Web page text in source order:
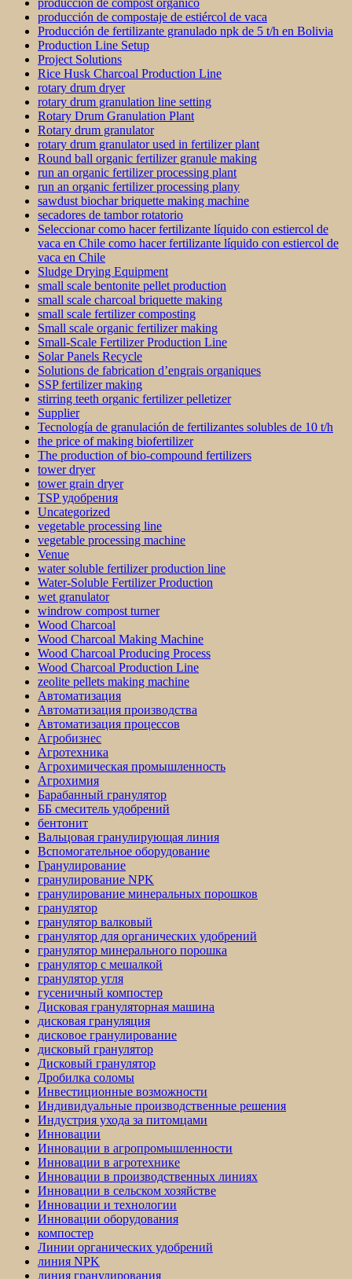
producción de compost orgánico
producción de compostaje de estiércol de vaca
Producción de fertilizante granulado npk de 5 t/h en Bolivia
Production Line Setup
Project Solutions
Rice Husk Charcoal Production Line
rotary drum dryer
rotary drum granulation line setting
Rotary Drum Granulation Plant
Rotary drum granulator
rotary drum granulator used in fertilizer plant
Round ball organic fertilizer granule making
run an organic fertilizer processing plant
run an organic fertilizer processing plany
sawdust biochar briquette making machine
secadores de tambor rotatorio
Seleccionar como hacer fertilizante líquido con estiercol de
vaca en Chile como hacer fertilizante líquido con estiercol de
vaca en Chile
Sludge Drying Equipment
small scale bentonite pellet production
small scale charcoal briquette making
small scale fertilizer composting
Small scale organic fertilizer making
Small-Scale Fertilizer Production Line
Solar Panels Recycle
Solutions de fabrication d’engrais organiques
SSP fertilizer making
stirring teeth organic fertilizer pelletizer
Supplier
Tecnología de granulación de fertilizantes solubles de 10 t/h
the price of making biofertilizer
The production of bio-compound fertilizers
tower dryer
tower grain dryer
TSP удобрения
Uncategorized
vegetable processing line
vegetable processing machine
Venue
water soluble fertilizer production line
Water-Soluble Fertilizer Production
wet granulator
windrow compost turner
Wood Charcoal
Wood Charcoal Making Machine
Wood Charcoal Producing Process
Wood Charcoal Production Line
zeolite pellets making machine
Автоматизация
Автоматизация производства
Автоматизация процессов
Агробизнес
Агротехника
Агрохимическая промышленность
Агрохимия
Барабанный гранулятор
ББ смеситель удобрений
бентонит
Вальцовая гранулирующая линия
Вспомогательное оборудование
Гранулирование
гранулирование NPK
гранулирование минеральных порошков
гранулятор
гранулятор валковый
гранулятор для органических удобрений
гранулятор минерального порошка
гранулятор с мешалкой
гранулятор угля
гусеничный компостер
Дисковая грануляторная машина
дисковая грануляция
дисковое гранулирование
дисковый гранулятор
Дисковый гранулятор
Дробилка соломы
Инвестиционные возможности
Индивидуальные производственные решения
Индустрия ухода за питомцами
Инновации
Инновации в агропромышленности
Инновации в агротехнике
Инновации в производственных линиях
Инновации в сельском хозяйстве
Инновации и технологии
Инновации оборудования
компостер
Линии органических удобрений
линия NPK
линия гранулирования